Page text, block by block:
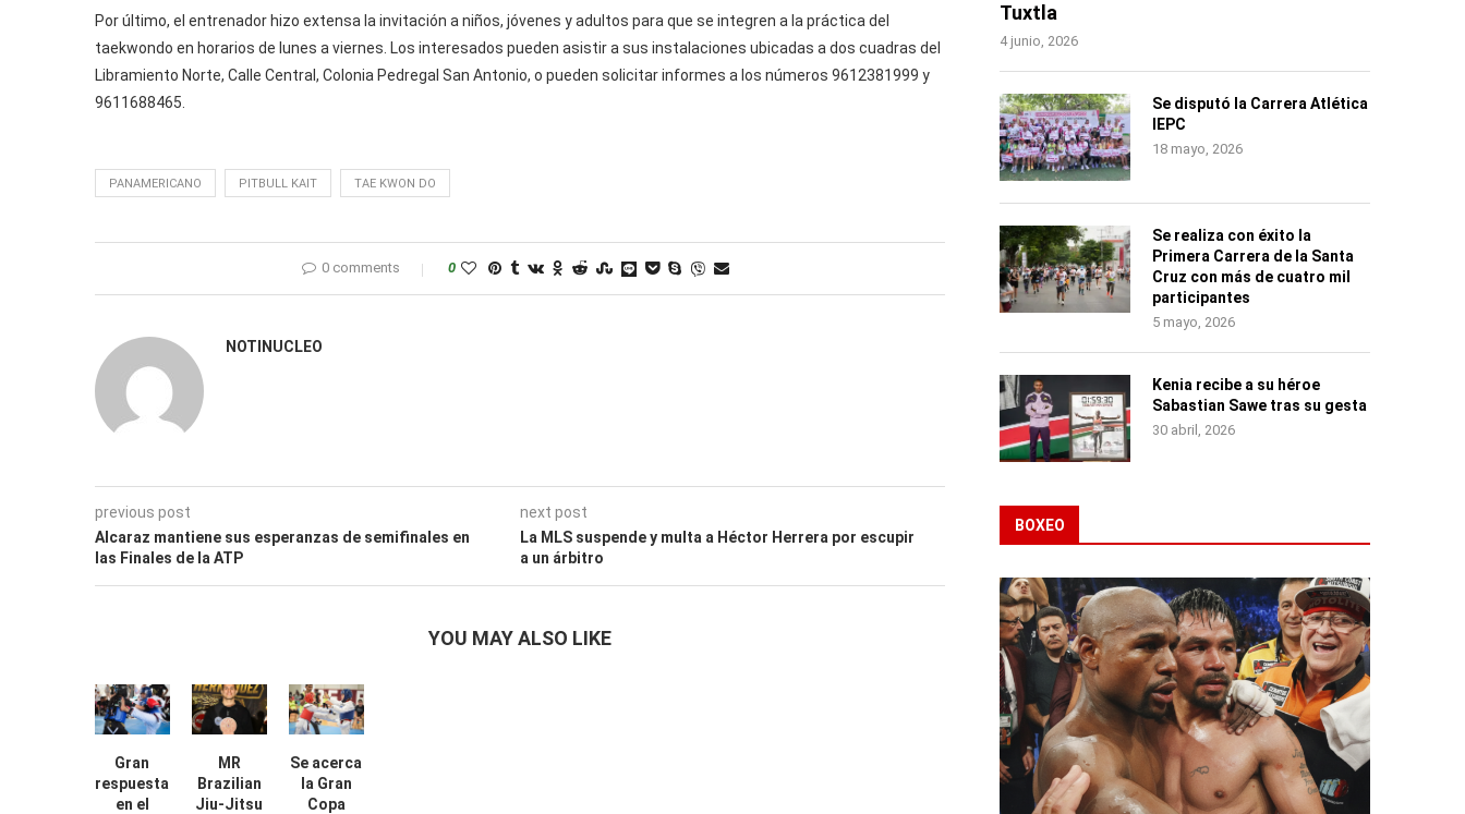
Por último, el entrenador hizo extensa la invitación a niños, jóvenes y adultos para que se integren a la práctica del
taekwondo en horarios de lunes a viernes. Los interesados pueden asistir a sus instalaciones ubicadas a dos cuadras del
Libramiento Norte, Calle Central, Colonia Pedregal San Antonio, o pueden solicitar informes a los números 9612381999 y
9611688465.
PANAMERICANO PITBULL KAIT TAE KWON DO
0 comments 0
NOTINUCLEO
previous post
Alcaraz mantiene sus esperanzas de semifinales en
las Finales de la ATP
next post
La MLS suspende y multa a Héctor Herrera por escupir
a un árbitro
YOU MAY ALSO LIKE
Gran
respuesta
en el
MR
Brazilian
Jiu-Jitsu
Se acerca
la Gran
Copa
Tuxtla
4 junio, 2026
Se disputó la Carrera Atlética
IEPC
18 mayo, 2026
Se realiza con éxito la
Primera Carrera de la Santa
Cruz con más de cuatro mil
participantes
5 mayo, 2026
Kenia recibe a su héroe
Sabastian Sawe tras su gesta
30 abril, 2026
BOXEO